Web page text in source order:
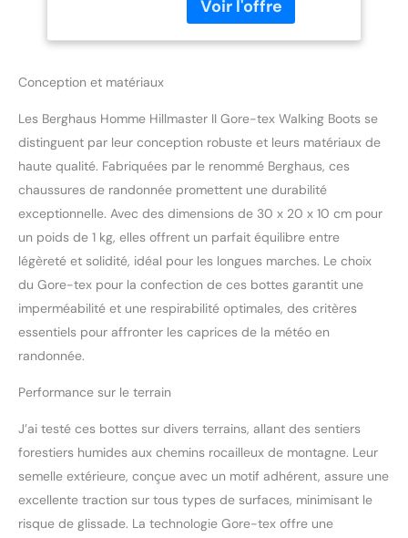
botte tout en permettant
à vos pieds de respirer et
de la chaussure et offre
une sensation de confort
poignets en mousse à
mémoire de forme
s'adaptent à vos chevilles
et pieds pour un
mesure La semelle
extérieure Vibram(R)
Hillmaster (R) vous
donnera confiance à
Conception et matériaux
Les Berghaus Homme Hillmaster II Gore-tex Walking Boots se
distinguent par leur conception robuste et leurs matériaux de
haute qualité. Fabriquées par le renommé Berghaus, ces
chaussures de randonnée promettent une durabilité
exceptionnelle. Avec des dimensions de 30 x 20 x 10 cm pour
un poids de 1 kg, elles offrent un parfait équilibre entre
légèreté et solidité, idéal pour les longues marches. Le choix
du Gore-tex pour la confection de ces bottes garantit une
imperméabilité et une respirabilité optimales, des critères
essentiels pour affronter les caprices de la météo en
randonnée.
Performance sur le terrain
J’ai testé ces bottes sur divers terrains, allant des sentiers
forestiers humides aux chemins rocailleux de montagne. Leur
semelle extérieure, conçue avec un motif adhérent, assure une
excellente traction sur tous types de surfaces, minimisant le
risque de glissade. La technologie Gore-tex offre une